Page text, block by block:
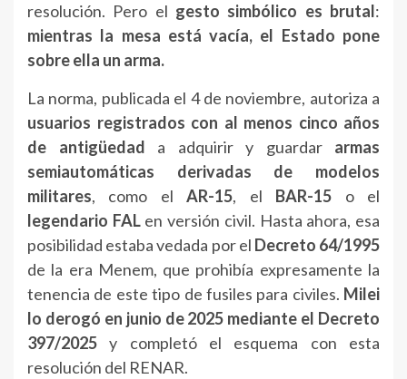
resolución. Pero el gesto simbólico es brutal:
mientras la mesa está vacía, el Estado pone
sobre ella un arma.
La norma, publicada el 4 de noviembre, autoriza a
usuarios registrados con al menos cinco años
de antigüedad a adquirir y guardar armas
semiautomáticas derivadas de modelos
militares, como elAR-15, el BAR-15 o el
legendario FALen versión civil. Hasta ahora, esa
posibilidad estaba vedada por el Decreto 64/1995
de la era Menem, que prohibía expresamente la
tenencia de este tipo de fusiles para civiles. Milei
lo derogó en junio de 2025 mediante el Decreto
397/2025 y completó el esquema con esta
resolución del RENAR.